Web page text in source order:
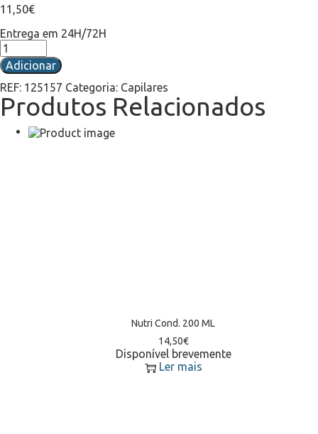
11,50€
Entrega em 24H/72H
Adicionar
REF: 125157 Categoria: Capilares
Produtos Relacionados
Nutri Cond. 200 ML
14,50€
Disponível brevemente
Ler mais